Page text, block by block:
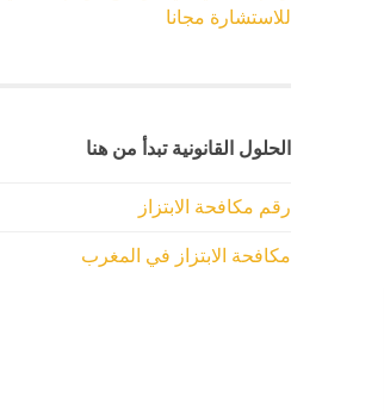
للاستشارة مجانا
الحلول القانونية تبدأ من هنا
رقم مكافحة الابتزاز
مكافحة الابتزاز في المغرب